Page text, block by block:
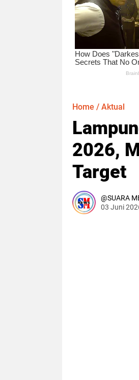
Home / Aktual
2026,
Target
SUARA
03 Juni